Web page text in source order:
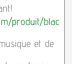
produit/blac
et de